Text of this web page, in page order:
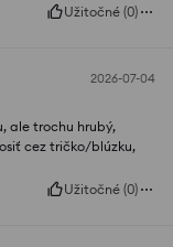
Užitočné (0)
2026-07-04
ale trochu hrubý,
cez tričko/blúzku,
Užitočné (0)